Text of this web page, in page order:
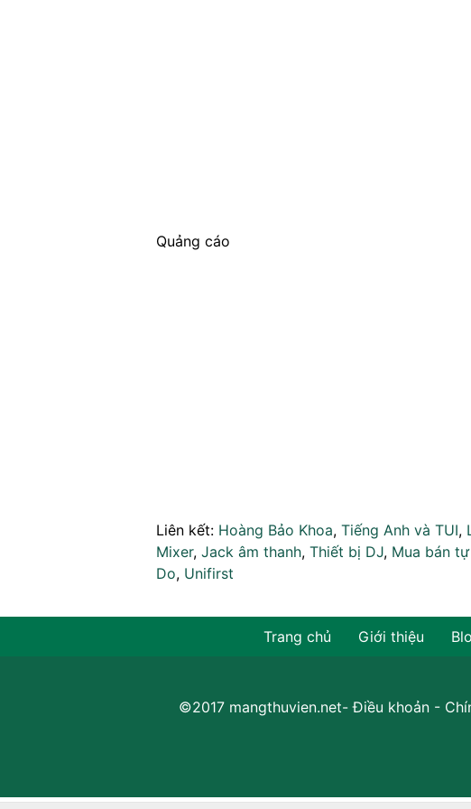
Quảng cáo
Liên kết: Hoàng Bảo Khoa, Tiếng Anh và TUI,
Mixer, Jack âm thanh, Thiết bị DJ, Mua bán
Do, Unifirst
Trang chủ Giới thiệu
©2017 mangthuvien.net-Điều khoản -